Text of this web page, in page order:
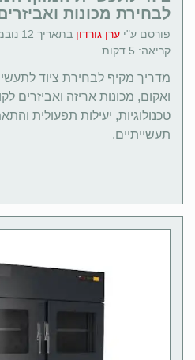
לבחירת מכונות ואביזרים
פורסם ע"י ערן גורדון
קריאה: 5 דקות
מדריך מקיף לבחירת ציוד
ואקום, מכונות אריזה ואביזרים
טכנולוגיות, יעילות תפעולית
תעשייתיים.